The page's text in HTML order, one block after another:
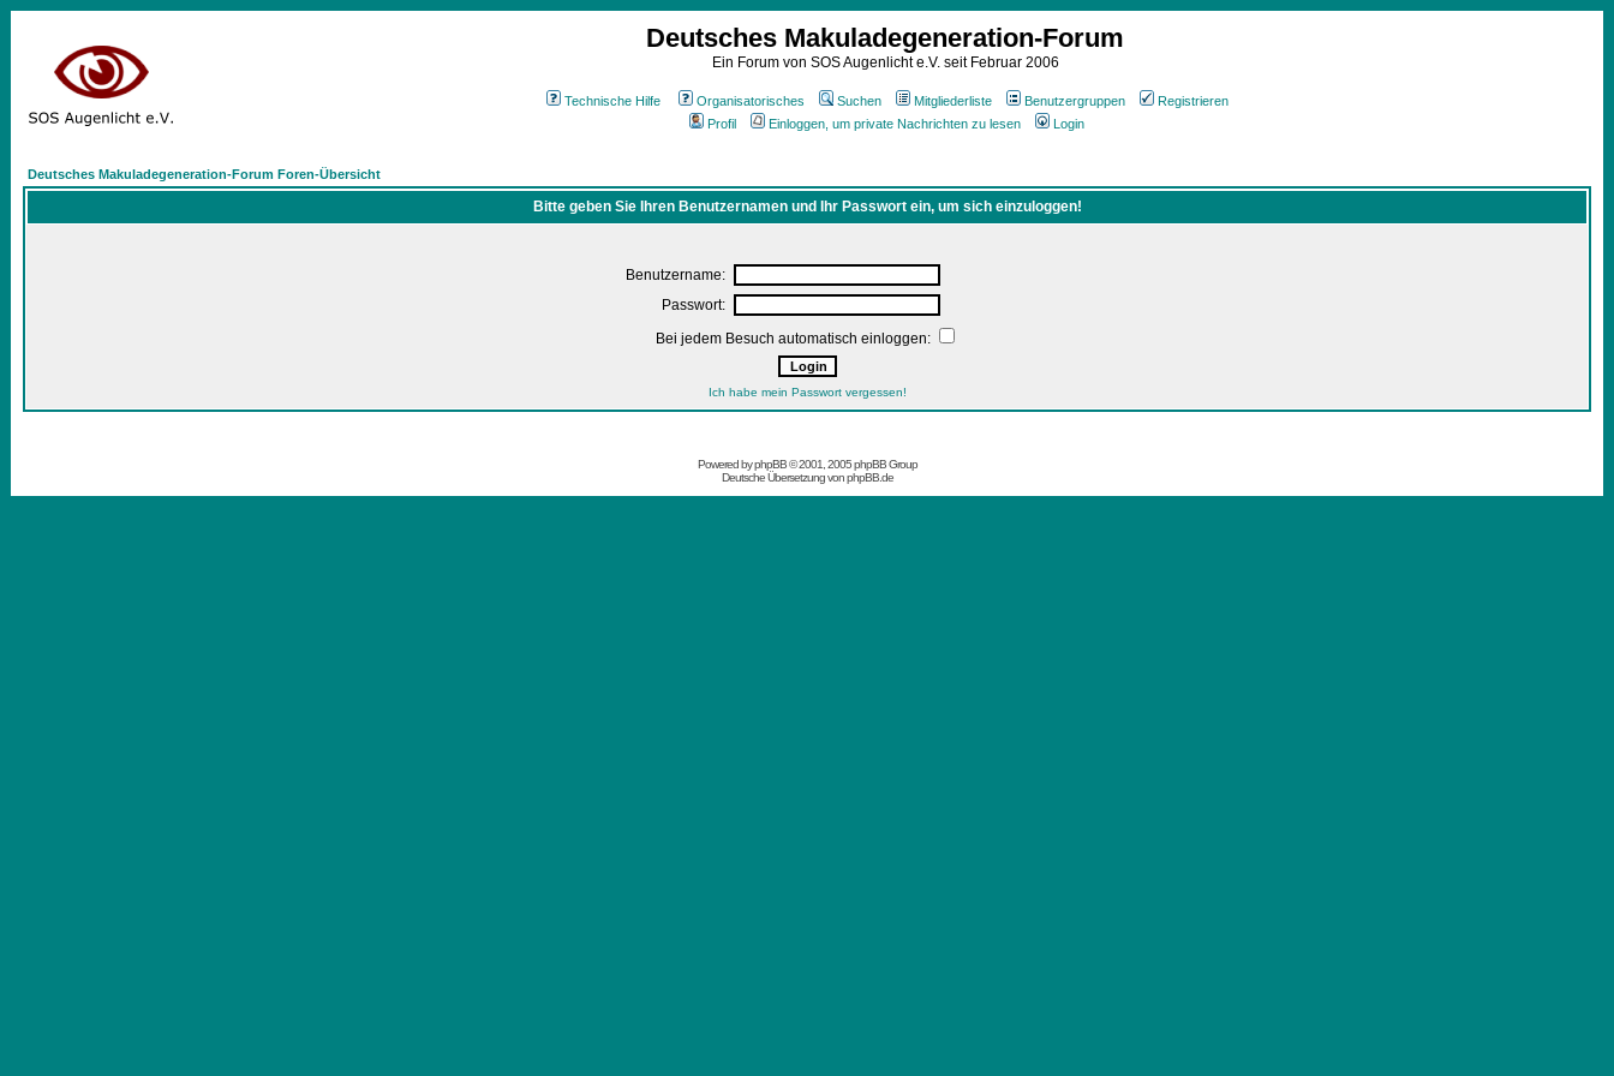
Deutsches Makuladegeneration-Forum
Ein Forum von SOS Augenlicht e.V. seit Februar 2006
Technische Hilfe Organisatorisches Suchen Mitgliederliste Benutzergruppen
Registrieren
Profil
Einloggen, um private Nachrichten zu lesen Login
Deutsches Makuladegeneration-Forum Foren-Übersicht
Bitte geben Sie Ihren Benutzernamen und Ihr Passwort ein, um sich einzuloggen!
Benutzername:
Passwort:
Bei jedem Besuch automatisch einloggen:
Ich habe mein Passwort vergessen!
Powered byphpBB© 2001, 2005 phpBB Group
Deutsche Übersetzung vonphpBB.de